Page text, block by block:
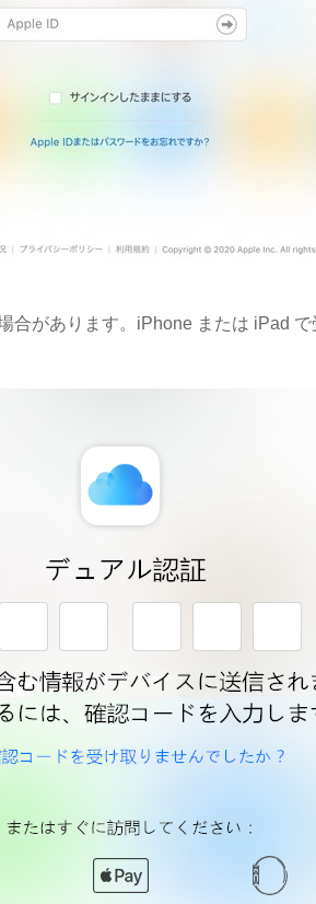
合があります。iPhone または iPad